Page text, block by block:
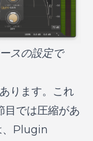
スの設定で
ります。これ
目では圧縮があ
、Plugin